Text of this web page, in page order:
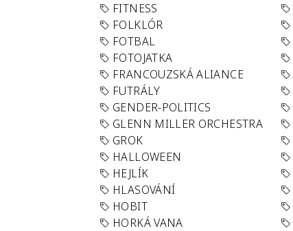
FITNESS
FOLKLÓR
FOTBAL
FOTOJATKA
FRANCOUZSKÁ ALIANCE
FUTRÁLY
GENDER-POLITICS
GLENN MILLER ORCHESTRA
GROK
HALLOWEEN
HEJLÍK
HLASOVÁNÍ
HOBIT
HORKÁ VANA